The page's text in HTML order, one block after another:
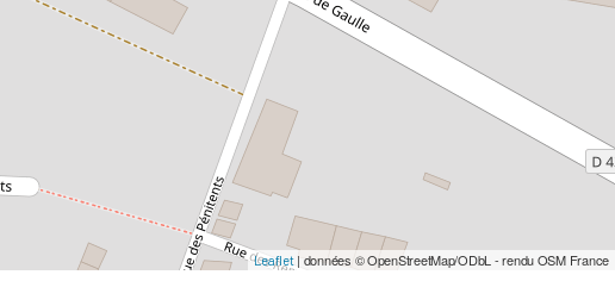
Leaflet| données © OpenStreetMap/ODbL - rendu OSM France